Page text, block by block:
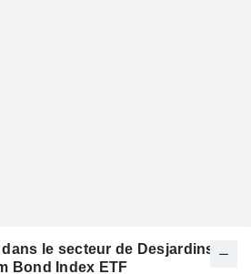
le secteur de Desjardins
Bond Index ETF